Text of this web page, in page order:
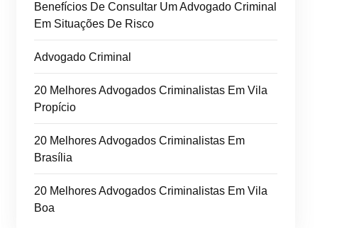
Benefícios De Consultar Um Advogado Criminal
Em Situações De Risco
Advogado Criminal
20 Melhores Advogados Criminalistas Em Vila
Propício
20 Melhores Advogados Criminalistas Em
Brasília
20 Melhores Advogados Criminalistas Em Vila
Boa